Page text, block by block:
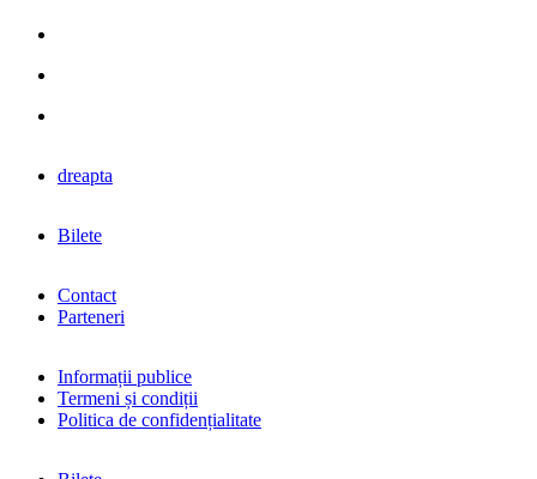
dreapta
Bilete
Contact
Parteneri
Informații publice
Termeni și condiții
Politica de confidențialitate